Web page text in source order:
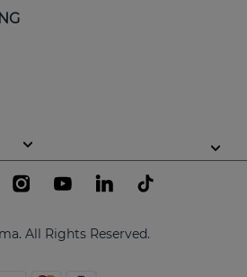
erneuern, was zu einer
Rötungen:
oder Produkte mit reizenden
einschließlich der
All Rights Reserved.